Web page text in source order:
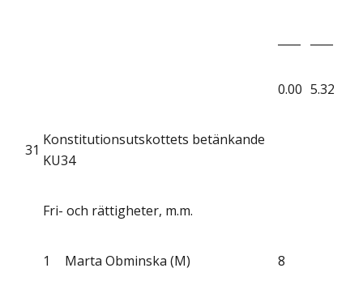
0.00 5.32
31
Konstitutionsutskottets betänkande
KU34
Fri- och rättigheter, m.m.
1 Marta Obminska (M) 8